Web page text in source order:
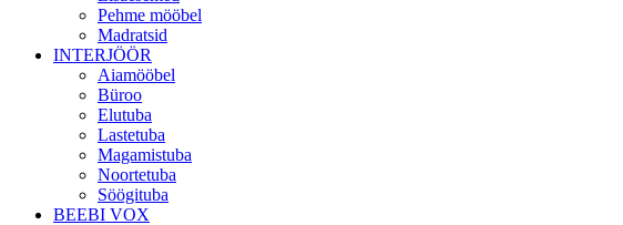
Pehme mööbel
Madratsid
INTERJÖÖR
Aiamööbel
Büroo
Elutuba
Lastetuba
Magamistuba
Noortetuba
Söögituba
BEEBI VOX